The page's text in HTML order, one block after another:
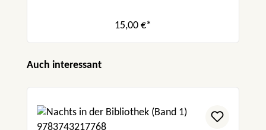
15,00 €*
Produktgalerie überspringen
Auch interessant